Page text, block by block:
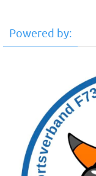
Powered by: